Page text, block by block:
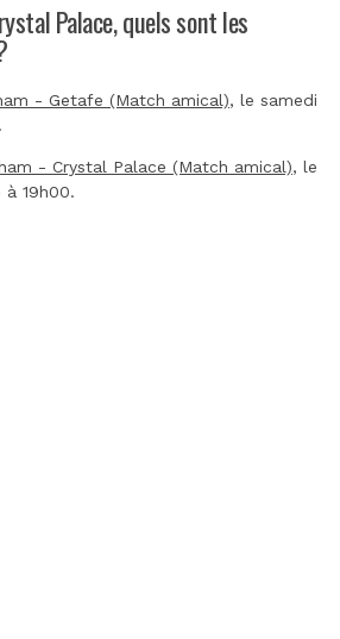
Palace, quels sont les
- Getafe (Match amical), le samedi
- Crystal Palace (Match amical), le
19h00.